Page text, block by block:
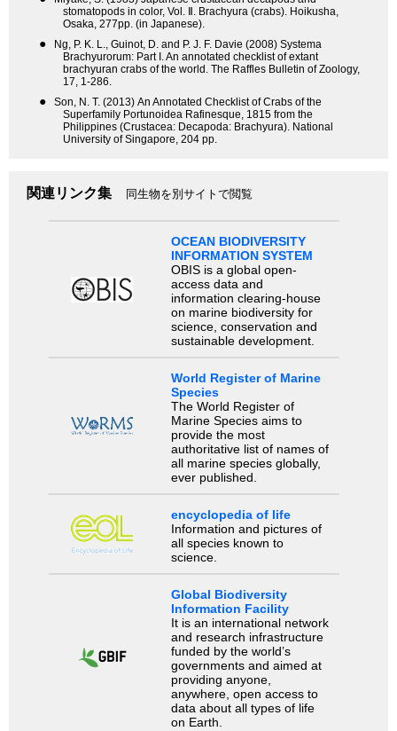
stomatopods in color, Vol. Ⅱ. Brachyura (crabs). Hoikusha,
Osaka, 277pp. (in Japanese).
●
Ng, P. K. L., Guinot, D. and P. J. F. Davie (2008) Systema
Brachyurorum: Part I. An annotated checklist of extant
brachyuran crabs of the world. The Raffles Bulletin of Zoology,
17, 1-286.
●
Son, N. T. (2013) An Annotated Checklist of Crabs of the
Superfamily Portunoidea Rafinesque, 1815 from the
Philippines (Crustacea: Decapoda: Brachyura). National
University of Singapore, 204 pp.
関連リンク集 同生物を別サイトで閲覧
OCEAN BIODIVERSITY
INFORMATION SYSTEM
OBIS is a global open-
access data and
information clearing-house
on marine biodiversity for
science, conservation and
sustainable development.
World Register of Marine
Species
The World Register of
Marine Species aims to
provide the most
authoritative list of names of
all marine species globally,
ever published.
encyclopedia of life
Information and pictures of
all species known to
science.
Global Biodiversity
Information Facility
It is an international network
and research infrastructure
funded by the world’s
governments and aimed at
providing anyone,
anywhere, open access to
data about all types of life
on Earth.